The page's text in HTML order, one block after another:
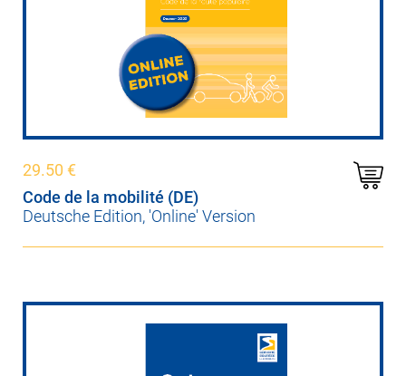
29.50 €
Code de la mobilité (DE)
Deutsche Edition, 'Online' Version